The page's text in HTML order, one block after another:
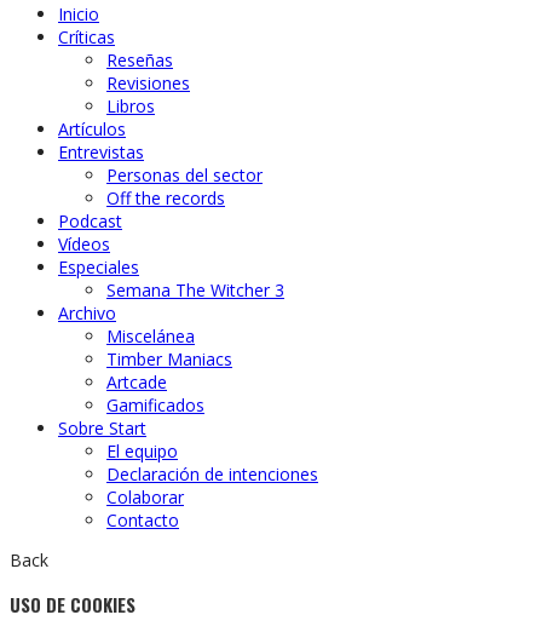
Inicio
Críticas
Reseñas
Revisiones
Libros
Artículos
Entrevistas
Personas del sector
Off the records
Podcast
Vídeos
Especiales
Semana The Witcher 3
Archivo
Miscelánea
Timber Maniacs
Artcade
Gamificados
Sobre Start
El equipo
Declaración de intenciones
Colaborar
Contacto
Back
USO DE COOKIES